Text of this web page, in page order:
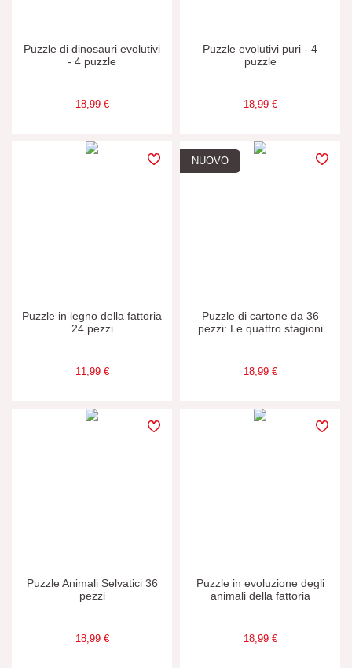
Puzzle di dinosauri evolutivi
- 4 puzzle
18,99 €
Puzzle evolutivi puri - 4
puzzle
18,99 €
Puzzle in legno della fattoria
24 pezzi
11,99 €
NUOVO
Puzzle di cartone da 36
pezzi: Le quattro stagioni
18,99 €
Puzzle Animali Selvatici 36
pezzi
18,99 €
Puzzle in evoluzione degli
animali della fattoria
18,99 €